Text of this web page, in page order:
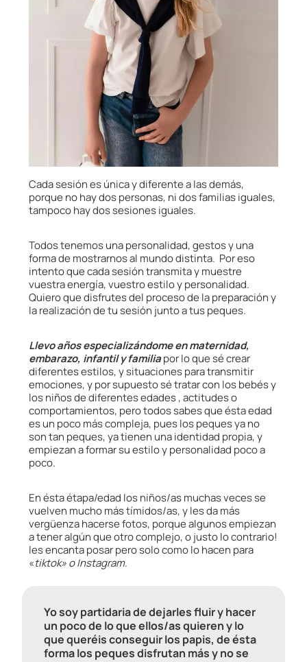
Cada sesión es única y diferente a las demás,
porque no hay dos personas, ni dos familias iguales,
tampoco hay dos sesiones iguales.
Todos tenemos una personalidad, gestos y una
forma de mostrarnos al mundo distinta. Por eso
intento que cada sesión transmita y muestre
vuestra energía, vuestro estilo y personalidad.
Quiero que disfrutes del proceso de la preparación y
la realización de tu sesión junto a tus peques.
Llevo años especializándome en maternidad,
embarazo, infantil y familiapor lo que sé crear
diferentes estilos, y situaciones para transmitir
emociones, y por supuesto sé tratar con los bebés y
los niños de diferentes edades , actitudes o
comportamientos, pero todos sabes que ésta edad
es un poco más compleja, pues los peques ya no
son tan peques, ya tienen una identidad propia, y
empiezan a formar su estilo y personalidad poco a
poco.
En ésta étapa/edad los niños/as muchas veces se
vuelven mucho más tímidos/as, y les da más
vergüenza hacerse fotos, porque algunos empiezan
a tener algún que otro complejo, o justo lo contrario!
les encanta posar pero solo como lo hacen para
«tiktok» o Instagram.
Yo soy partidaria de dejarles fluir y hacer
un poco de lo que ellos/as quieren y lo
que queréis conseguir los papis, de ésta
forma los peques disfrutan más y no se